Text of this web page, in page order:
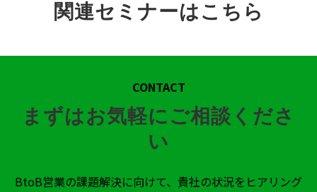
関連セミナーはこちら
CONTACT
まずはお気軽にご相談くださ
い
BtoB営業の課題解決に向けて、貴社の状況をヒアリング